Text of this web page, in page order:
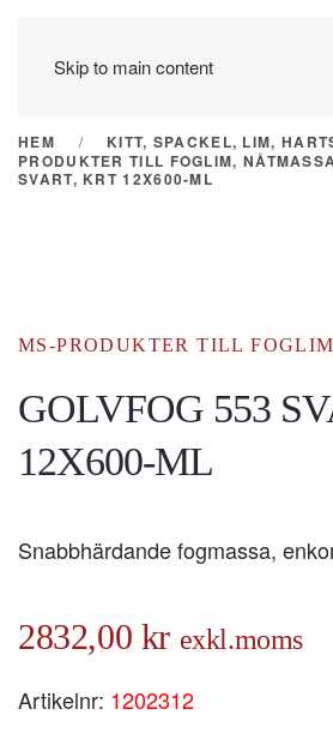
Skip to main content
HEM KITT, SPACKEL, LIM,
PRODUKTER TILL FOGLIM,
SVART, KRT 12X600-ML
MS-PRODUKTER TILL
GOLVFOG 553
12X600-ML
Snabbhärdande fogmassa,
2832,00 kr exkl.moms
Artikelnr: 1202312